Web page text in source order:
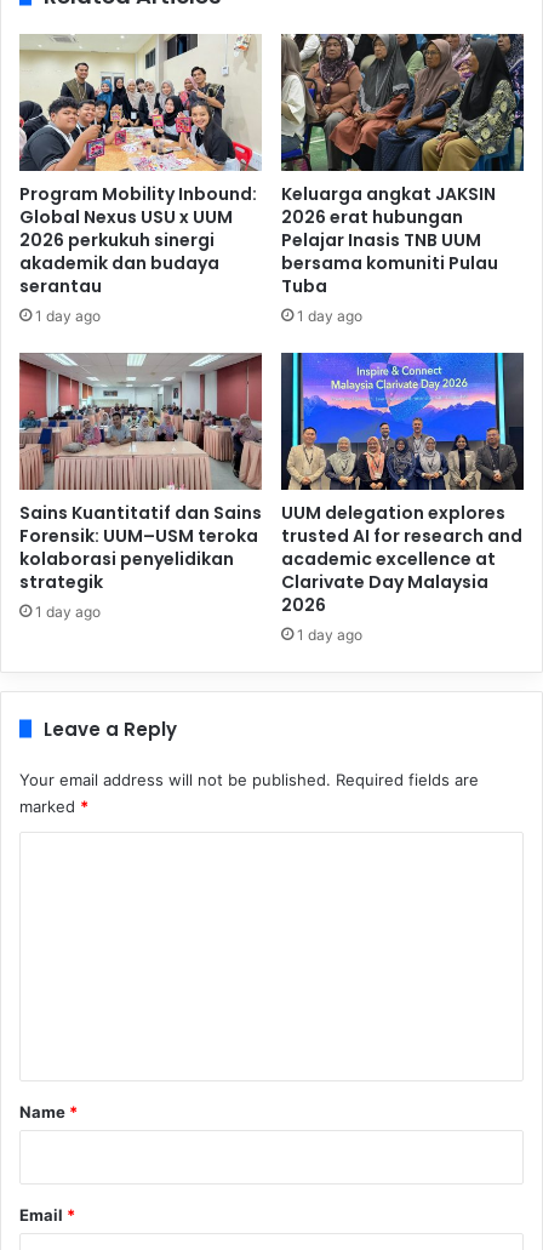
Program Mobility Inbound:
Global Nexus USU x UUM
2026 perkukuh sinergi
akademik dan budaya
serantau
1 day ago
Keluarga angkat JAKSIN
2026 erat hubungan
Pelajar Inasis TNB UUM
bersama komuniti Pulau
Tuba
1 day ago
Sains Kuantitatif dan Sains
Forensik: UUM–USM teroka
kolaborasi penyelidikan
strategik
1 day ago
UUM delegation explores
trusted AI for research and
academic excellence at
Clarivate Day Malaysia
2026
1 day ago
Leave a Reply
Your email address will not be published. Required fields are
marked *
*
Name *
Email *